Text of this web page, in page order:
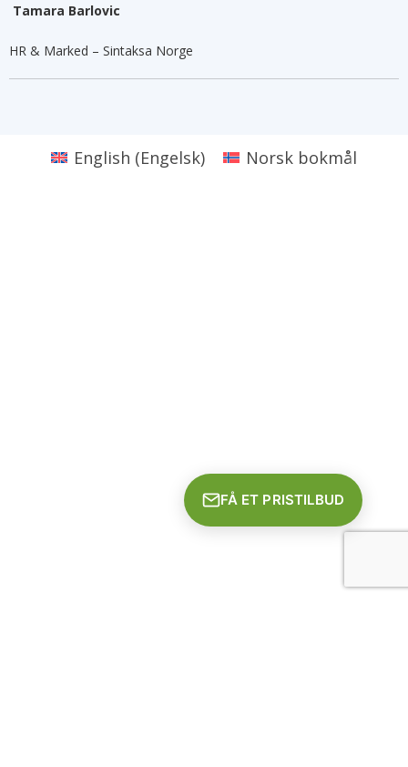
Tamara Barlovic
HR & Marked – Sintaksa Norge
FÅ ET PRISTILBUD
English (Engelsk) Norsk bokmål